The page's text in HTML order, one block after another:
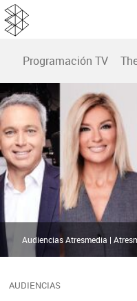
Programación TV
AUDIENCIAS
Audiencias Atresmedia |